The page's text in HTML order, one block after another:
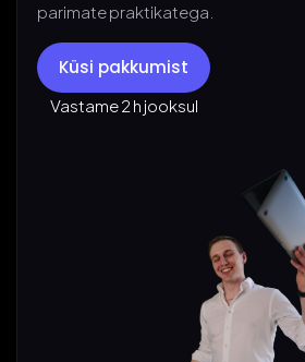
parimate praktikatega.
Küsi pakkumist
Vastame 2 h jooksul